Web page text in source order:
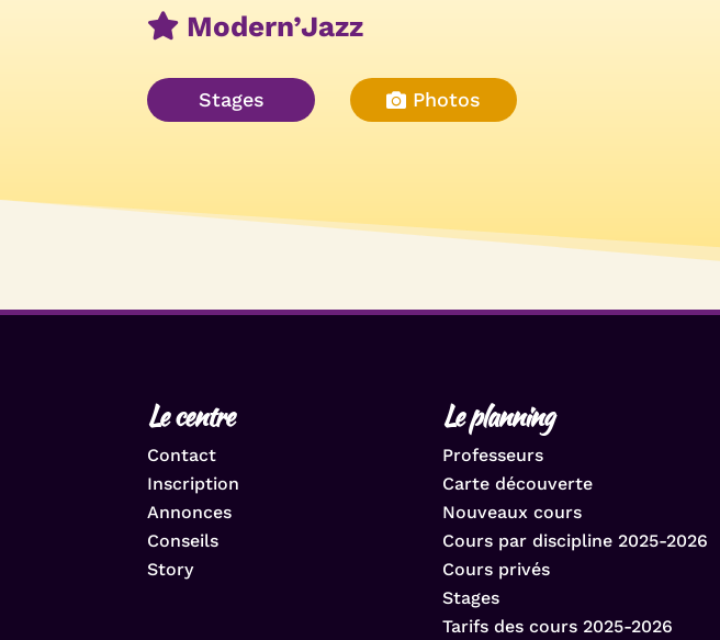
Modern’Jazz
Stages Photos
Le centre
Contact
Inscription
Annonces
Conseils
Story
Le planning
Professeurs
Carte découverte
Nouveaux cours
Cours par discipline 2025-2026
Cours privés
Stages
Tarifs des cours 2025-2026